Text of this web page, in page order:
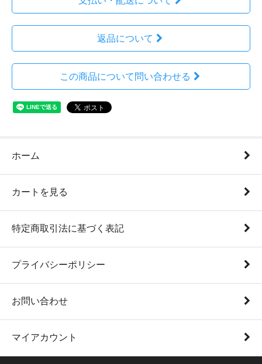
返品について
この商品について問い合わせる
ホーム
カートを見る
特定商取引法に基づく表記
プライバシーポリシー
お問い合わせ
マイアカウント